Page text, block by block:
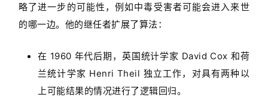
略了进一步的可能性，例如中毒受害者可能会进入来世
的哪一边。他的继任者扩展了算法：
在 1960 年代后期，英国统计学家 David Cox 和荷
兰统计学家 Henri Theil 独立工作，对具有两种以
上可能结果的情况进行了逻辑回归。